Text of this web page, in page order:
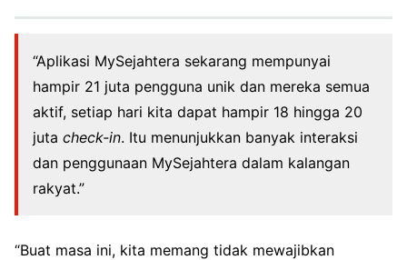
“Aplikasi MySejahtera sekarang mempunyai
hampir 21 juta pengguna unik dan mereka semua
aktif, setiap hari kita dapat hampir 18 hingga 20
juta check-in. Itu menunjukkan banyak interaksi
dan penggunaan MySejahtera dalam kalangan
rakyat.”
“Buat masa ini, kita memang tidak mewajibkan